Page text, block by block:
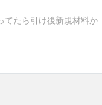
てたら引け後新規材料か…